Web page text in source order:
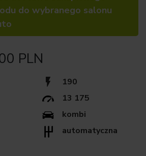
do wybranego salonu
PLN
190
13 175
kombi
automatyczna